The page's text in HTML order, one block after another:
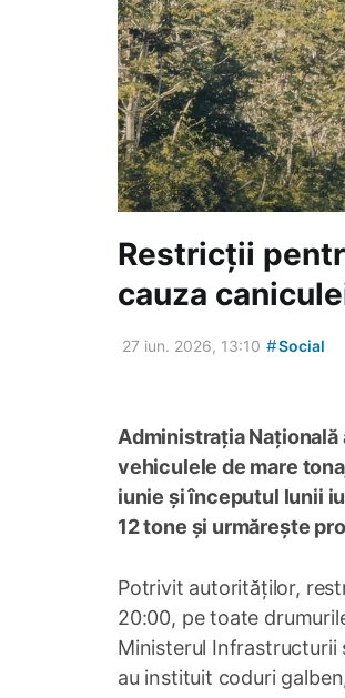
Restricții
cauza
27 iun. 2026, 13:10 #Social
Administrația
vehiculele de mare
iunie și începutul lunii
12 tone și urmărește
Potrivit autorităților,
20:00, pe toate
Ministerul Infrastructurii
au instituit coduri